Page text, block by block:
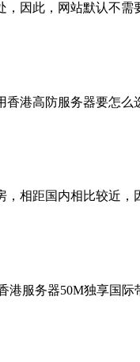
因此，网站默认不需
港高防服务器要怎么
相距国内相比较近，
港服务器50M独享国际